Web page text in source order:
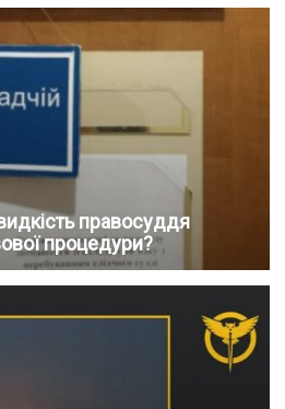
правосуддя
процедури?